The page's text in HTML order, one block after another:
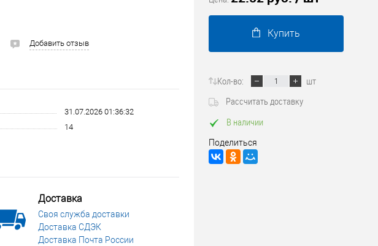
и материалы
Добавить отзыв
31.07.2026 01:36:32
14
Доставка
Своя служба доставки
Доставка СДЭК
Доставка Почта России
Купить
Кол-во:
шт
Рассчитать доставку
В наличии
Поделиться